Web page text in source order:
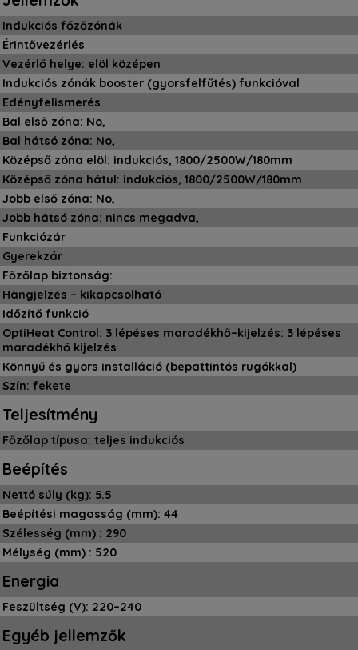
Indukciós főzőzónák
Érintővezérlés
Vezérlő helye: elöl középen
Indukciós zónák booster (gyorsfelfűtés) funkcióval
Edényfelismerés
Bal első zóna: No,
Bal hátsó zóna: No,
Középső zóna elöl: indukciós, 1800/2500W/180mm
Középső zóna hátul: indukciós, 1800/2500W/180mm
Jobb első zóna: No,
Jobb hátsó zóna: nincs megadva,
Funkciózár
Gyerekzár
Főzőlap biztonság:
Hangjelzés – kikapcsolható
Időzítő funkció
OptiHeat Control: 3 lépéses maradékhő–kijelzés: 3 lépéses
maradékhő kijelzés
Könnyű és gyors installáció (bepattintós rugókkal)
Szín: fekete
Teljesítmény
Főzőlap típusa: teljes indukciós
Beépítés
Nettó súly (kg): 5.5
Beépítési magasság (mm): 44
Szélesség (mm) : 290
Mélység (mm) : 520
Energia
Feszültség (V): 220–240
Egyéb jellemzők